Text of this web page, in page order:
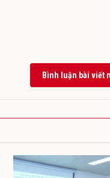
Bình luận bài viết